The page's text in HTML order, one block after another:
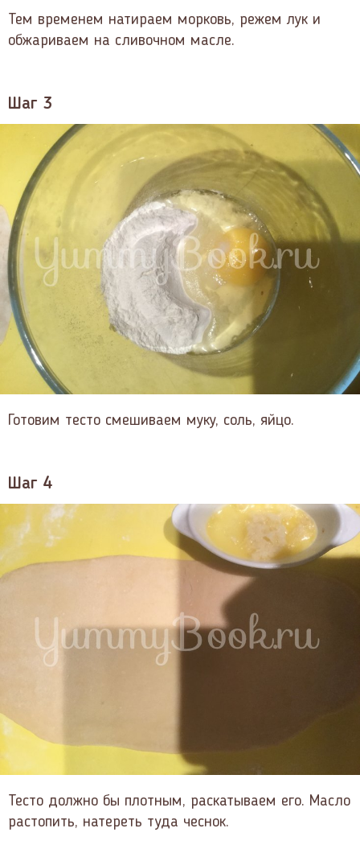
Тем временем натираем морковь, режем лук и
обжариваем на сливочном масле.
Шаг 3
Готовим тесто смешиваем муку, соль, яйцо.
Шаг 4
Тесто должно бы плотным, раскатываем его. Масло
растопить, натереть туда чеснок.